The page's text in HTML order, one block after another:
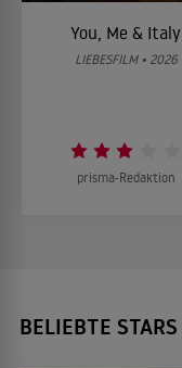
You, Me & Italy
LIEBESFILM • 2026
prisma-Redaktion
BELIEBTE STARS